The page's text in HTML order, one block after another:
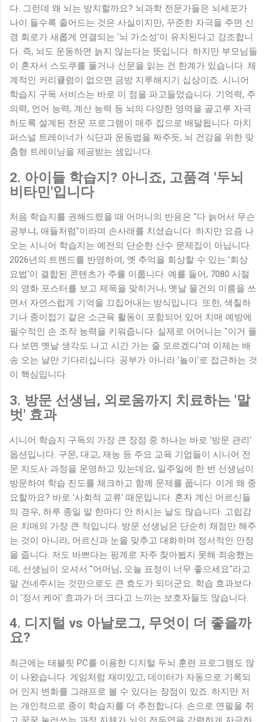
다. 그런데 왜 뇌는 방치할까요? 뇌과학 전문가들은 뇌세포가
나이 들수록 줄어드는 것은 사실이지만, 꾸준한 자극을 주면 신
경 회로가 새롭게 연결되는 '뇌 가소성'이 유지된다고 강조합니
다. 즉, 뇌도 운동하면 늙지 않는다는 뜻입니다. 하지만 부모님들
이 혼자서 스도쿠를 풀거나 신문을 읽는 건 한계가 있습니다. 체
계적인 커리큘럼이 없으면 금방 지루해지기 십상이죠. 시니어
학습지 구독 서비스는 바로 이 점을 파고들었습니다. 기억력, 주
의력, 언어 능력, 계산 능력 등 뇌의 다양한 영역을 골고루 자극
하도록 설계된 전문 프로그램이 매주 집으로 배달됩니다. 마치
퍼스널 트레이너가 식단과 운동법을 짜주듯, 뇌 건강을 위한 맞
춤형 트레이닝을 제공받는 셈입니다.
2. 아이들 학습지? 아니죠, 고품격 '두뇌
비타민'입니다
처음 학습지를 권해드렸을 때 어머니의 반응은 "다 늙어서 무슨
공부냐, 애들처럼"이라며 손사래를 치셨습니다. 하지만 요즘 나
오는 시니어 학습지는 예전의 단순한 산수 문제집이 아닙니다.
2026년의 트렌드를 반영하여, 옛 추억을 회상할 수 있는 '회상
요법'이 결합된 콘텐츠가 주를 이룹니다. 예를 들어, 7080 시절
의 영화 포스터를 보고 제목을 맞히거나, 옛날 물건의 이름을 쓰
면서 자연스럽게 기억을 끄집어내는 방식입니다. 또한, 색칠하
기나 종이접기 같은 소근육 활동이 포함되어 있어 치매 예방에
필수적인 손 조작 능력을 키워줍니다. 실제로 어머니는 "이거 풀
다 보면 옛날 생각도 나고 시간 가는 줄 모르겠다"며 이제는 배
송 오는 날만 기다리십니다. 공부가 아니라 '놀이'로 접근하는 것
이 핵심입니다.
3. 방문 선생님, 외로움까지 치료하는 '말
벗' 효과
시니어 학습지 구독의 가장 큰 장점 중 하나는 바로 '방문 관리'
옵션입니다. 구몬, 대교, 재능 등 주요 교육 기업들이 시니어 전
문 지도사 과정을 운영하고 있는데요, 일주일에 한 번 선생님이
방문하여 학습 진도를 체크하고 함께 문제를 풉니다. 이게 왜 중
요할까요? 바로 '사회적 교류' 때문입니다. 혼자 계신 어르신들
의 경우, 하루 종일 말 한마디 안 하시는 날도 많습니다. 고립감
은 치매의 가장 큰 적입니다. 방문 선생님은 단순히 채점만 해주
는 것이 아니라, 어르신과 눈을 맞추고 대화하며 정서적인 안정
을 줍니다. 저도 바쁘다는 핑계로 자주 찾아뵙지 못해 죄송했는
데, 선생님이 오셔서 "어머님, 오늘 표정이 너무 좋으세요"라고
말 건네주시는 것만으로도 큰 효도가 되더군요. 학습 효과보다
이 '정서 케어' 효과가 더 크다고 느끼는 보호자들도 많습니다.
4. 디지털 vs 아날로그, 무엇이 더 좋을까
요?
최근에는 태블릿 PC를 이용한 디지털 두뇌 훈련 프로그램도 많
이 나왔습니다. 게임처럼 재미있고, 데이터가 자동으로 기록되
어 인지 변화를 그래프로 볼 수 있다는 장점이 있죠. 하지만 저
는 개인적으로 종이 학습지를 더 추천합니다. 손으로 연필을 쥐